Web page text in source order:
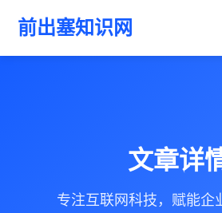
前出塞知识网
文章详
专注互联网科技，赋能企